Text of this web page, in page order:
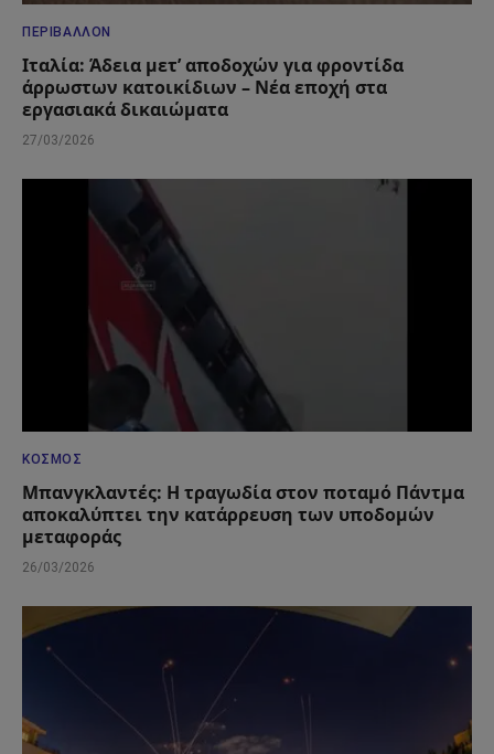
ΠΕΡΙΒΆΛΛΟΝ
Ιταλία: Άδεια μετ’ αποδοχών για φροντίδα
άρρωστων κατοικίδιων – Νέα εποχή στα
εργασιακά δικαιώματα
27/03/2026
ΚΌΣΜΟΣ
Μπανγκλαντές: Η τραγωδία στον ποταμό Πάντμα
αποκαλύπτει την κατάρρευση των υποδομών
μεταφοράς
26/03/2026